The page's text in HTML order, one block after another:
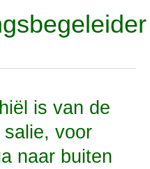
is van de
salie, voor
naar buiten